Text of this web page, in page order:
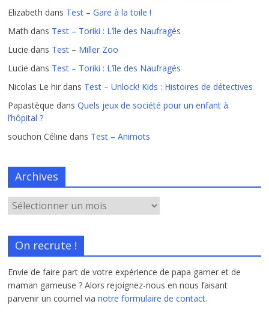
Elizabeth dans Test – Gare à la toile !
Math dans Test – Toriki : L’île des Naufragés
Lucie dans Test – Miller Zoo
Lucie dans Test – Toriki : L’île des Naufragés
Nicolas Le hir dans Test – Unlock! Kids : Histoires de détectives
Papastèque dansQuels jeux de société pour un enfant à
l’hôpital ?
souchon Céline dans Test – Animots
Archives
On recrute !
Envie de faire part de votre expérience de papa gamer et de
maman gameuse ? Alors rejoignez-nous en nous faisant
parvenir un courriel vianotre formulaire de contact.